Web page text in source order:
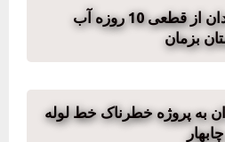
نارضایتی شهروندان از قطعی 10 روزه آب
بزمان
به پروژه خطرناک خط لوله